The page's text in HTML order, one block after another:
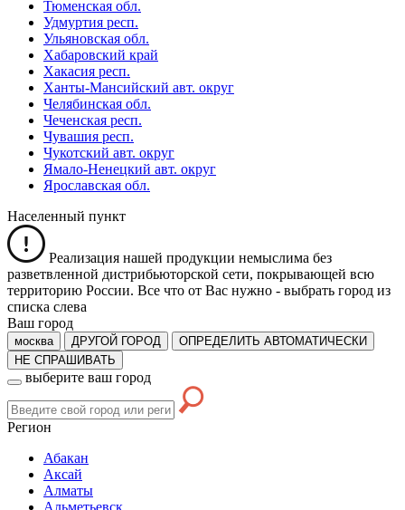
Тюменская обл.
Удмуртия респ.
Ульяновская обл.
Хабаровский край
Хакасия респ.
Ханты-Мансийский авт. округ
Челябинская обл.
Чеченская респ.
Чувашия респ.
Чукотский авт. округ
Ямало-Ненецкий авт. округ
Ярославская обл.
Населенный пункт
Реализация нашей продукции немыслима без
разветвленной дистрибьюторской сети, покрывающей всю
территорию России. Все что от Вас нужно - выбрать город из
списка слева
Ваш город
москва ДРУГОЙ ГОРОД
ОПРЕДЕЛИТЬ АВТОМАТИЧЕСКИ
НЕ СПРАШИВАТЬ
выберите ваш город
Регион
Абакан
Аксай
Алматы